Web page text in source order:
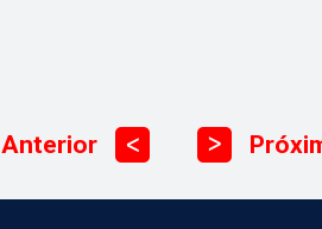
Anterior ᐳ ᐳ